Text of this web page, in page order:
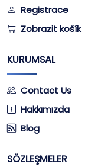
Registrace
Zobrazit košík
KURUMSAL
Contact Us
Hakkımızda
Blog
SÖZLEŞMELER